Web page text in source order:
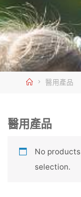
Home醫用產品
醫用產品
No
selection.